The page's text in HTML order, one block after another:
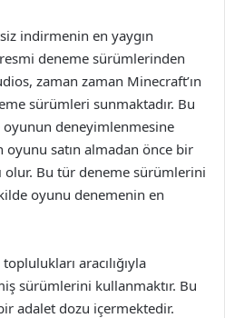
indirmenin en yaygın
deneme sürümlerinden
zaman zaman Minecraft’ın
sürümleri sunmaktadır. Bu
oyunun deneyimlenmesine
oyunu satın almadan önce bir
olur. Bu tür deneme sürümlerini
oyunu denemenin en
aracılığıyla
sürümlerini kullanmaktır. Bu
adalet dozu içermektedir.